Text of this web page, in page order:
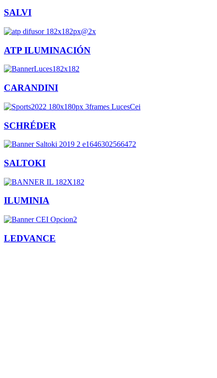
SALVI
ATP ILUMINACIÓN
CARANDINI
SCHRÉDER
SALTOKI
ILUMINIA
LEDVANCE